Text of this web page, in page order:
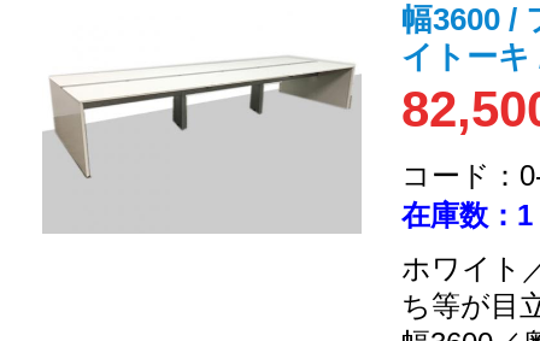
幅3600 /
イトー
コード：
在庫数：1
ホワイト
ち等が目